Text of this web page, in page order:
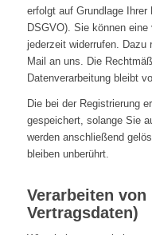
erfolgt auf Grundlage
DSGVO). Sie können
jederzeit widerrufen. Dazu
Mail an uns. Die
Datenverarbeitung bleibt
Die bei der Registrierung
gespeichert, solange Sie
werden anschließend
bleiben unberührt.
Verarbeiten von
Vertragsdaten)